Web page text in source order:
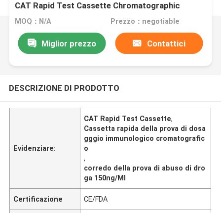
CAT Rapid Test Cassette Chromatographic
MOQ：N/A Prezzo：negotiable
Miglior prezzo Contattici
DESCRIZIONE DI PRODOTTO
Evidenziare:
CAT Rapid Test Cassette,
Cassetta rapida della prova di dosa
gggio immunologico cromatografic
o
,
corredo della prova di abuso di dro
ga 150ng/Ml
Certificazione CE/FDA